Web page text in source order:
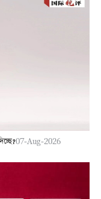
07-Aug-2026